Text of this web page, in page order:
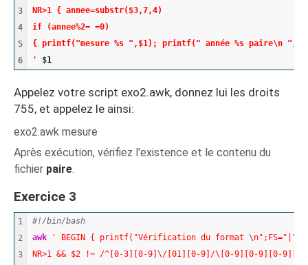
3
4
5
NR>1 { annee=substr($3,7,4)
if (annee%2= =0)
{ printf("mesure %s ",$1); printf(" année %s paire\n
'
$1
Appelez votre script exo2.awk, donnez lui les droits
755, et appelez le ainsi:
exo2.awk mesure
Après exécution, vérifiez l'existence et le contenu du
fichier paire.
Exercice 3
1
2
3
awk
' BEGIN { printf("Vérification du format \n";FS="|" }
NR>1 && $2 !~ /^[0-3][0-9]\/[01][0-9]/\[0-9][0-9][0-